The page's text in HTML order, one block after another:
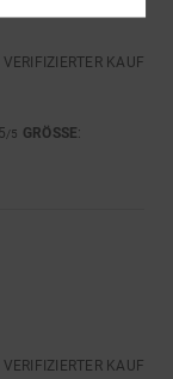
VERIFIZIERTER KAUF
/5 GRÖSSE :
VERIFIZIERTER KAUF